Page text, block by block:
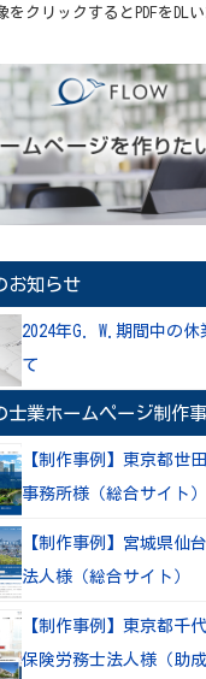
をクリックするとPDFをDL
お知らせ
2024年G. W.期間中の休
て
士業ホームページ制作
【制作事例】東京都世
事務所様（総合サイト）
【制作事例】宮城県仙
法人様（総合サイト）
【制作事例】東京都千
保険労務士法人様（助成